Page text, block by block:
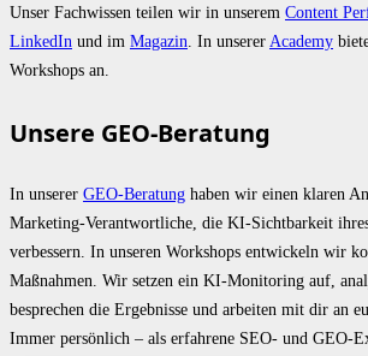
Unser Fachwissen teilen wir in unserem Content
LinkedIn und im Magazin . In unserer Academy
Workshops an.
Unsere GEO-Beratung
In unserer GEO-Beratung haben wir einen klaren
Marketing-Verantwortliche, die KI-Sichtbarkeit
verbessern. In unseren Workshops entwickeln wir
Maßnahmen. Wir setzen ein KI-Monitoring auf,
besprechen die Ergebnisse und arbeiten mit dir an
Immer persönlich – als erfahrene SEO- und GEO-